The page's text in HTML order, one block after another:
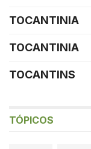
TOCANTINIA
TOCANTINIA
TOCANTINS
TÓPICOS